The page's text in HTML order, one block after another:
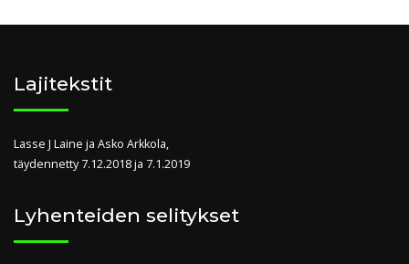
Lajitekstit
Lasse J Laine ja Asko Arkkola,
täydennetty 7.12.2018 ja 7.1.2019
Lyhenteiden selitykset